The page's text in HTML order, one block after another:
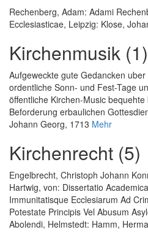
Rechenberg, Adam: Adami
Ecclesiasticae, Leipzig: Klose,
Kirchenmusik (1)
Aufgeweckte gute Gedancken
ordentliche Sonn- und Fest-Tage
öffentliche Kirchen-Music
Beforderung erbaulichen
Johann Georg, 1713 Mehr
Kirchenrecht (5)
Engelbrecht, Christoph Johann
Hartwig, von: Dissertatio
Immunitatisque Ecclesiarum Ad
Potestate Principis Vel Abusum
Abolendi, Helmstedt: Hamm,